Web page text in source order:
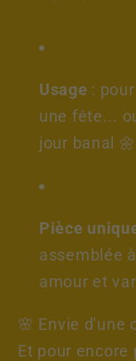
Usage :
une fête...
jour banal 🌼
Pièce
assemblée
amour et
🌸 Envie d'une
Et pour encore